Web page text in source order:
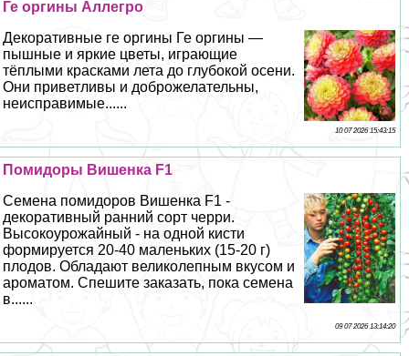
Ге opгины Аллегро
Декоративные ге opгины Ге opгины —
пышные и яркие цветы, играющие
тёплыми красками лета до глубокой осени.
Они приветливы и доброжелательны,
неисправимые......
10 07 2026 15:43:15
Помидоры Вишенка F1
Семена помидоров Вишенка F1 -
декоративный ранний сорт черри.
Высокоурожайный - на одной кисти
формируется 20-40 маленьких (15-20 г)
плодов. Обладают великолепным вкусом и
ароматом. Спешите заказать, пока семена
в......
09 07 2026 13:14:20